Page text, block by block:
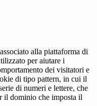
alla piattaforma di
per aiutare i
dei visitatori e
di tipo pattern, in cui il
di numeri e lettere, che
il dominio che imposta il